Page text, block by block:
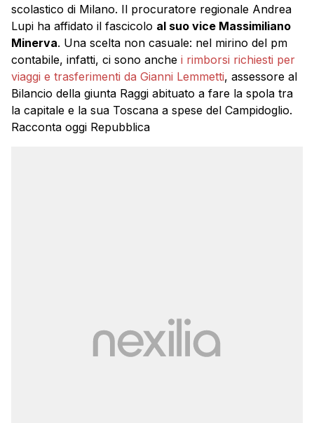
scolastico di Milano. Il procuratore regionale Andrea
Lupi ha affidato il fascicolo al suo vice Massimiliano
Minerva. Una scelta non casuale: nel mirino del pm
contabile, infatti, ci sono anche i rimborsi richiesti per
viaggi e trasferimenti da Gianni Lemmetti, assessore al
Bilancio della giunta Raggi abituato a fare la spola tra
la capitale e la sua Toscana a spese del Campidoglio.
Racconta oggi Repubblica